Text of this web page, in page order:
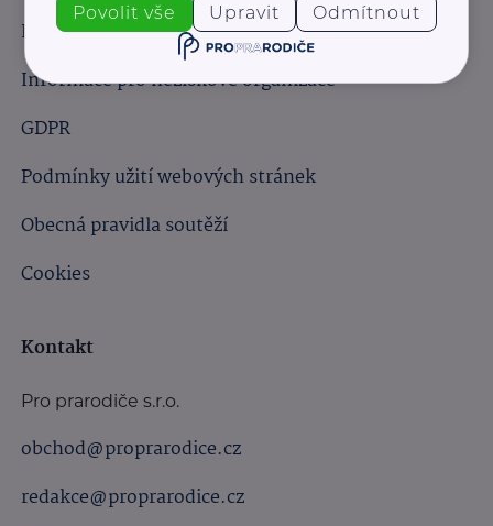
Informace pro obchodní partnery
Informace pro neziskové organizace
GDPR
Podmínky užití webových stránek
Obecná pravidla soutěží
Cookies
Kontakt
Pro prarodiče s.r.o.
obchod@proprarodice.cz
redakce@proprarodice.cz
Povolit vše Upravit Odmítnout